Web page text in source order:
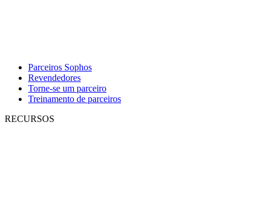
Parceiros Sophos
Revendedores
Torne-se um parceiro
Treinamento de parceiros
RECURSOS